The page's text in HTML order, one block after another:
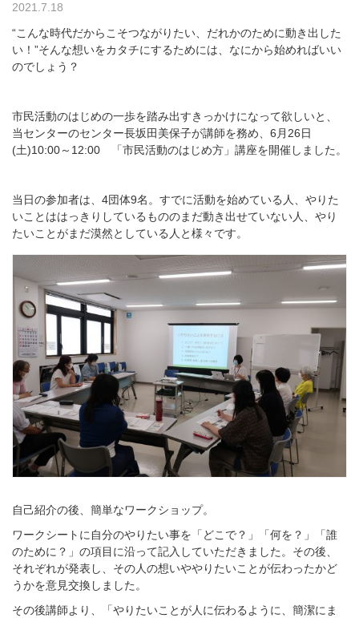
2021.7.18
“こんな時代だからこそつながりたい、だれかのために動き出した
い！”そんな想いをカタチにするためには、なにから始めればいい
のでしょう？
市民活動のはじめの一歩を踏み出すきっかけになって欲しいと、
当センターのセンター長坂田美保子が講師を務め、6月26日
(土)10:00～12:00 「市民活動のはじめ方」講座を開催しました。
当日の参加者は、4団体9名。すでに活動を始めている人、やりた
いことははっきりしているもののまだ動き出せていない人、やり
たいことがまだ漠然としている人と様々です。
自己紹介の後、簡単なワークショップ。
ワークシートに自分のやりたい事を「どこで？」「何を？」「誰
のために？」の項目に沿って記入していただきました。その後、
それぞれが発表し、その人の想いややりたいことが伝わったかど
うかを意見交換しました。
その後講師より、「やりたいことが人に伝わるように、簡潔にま